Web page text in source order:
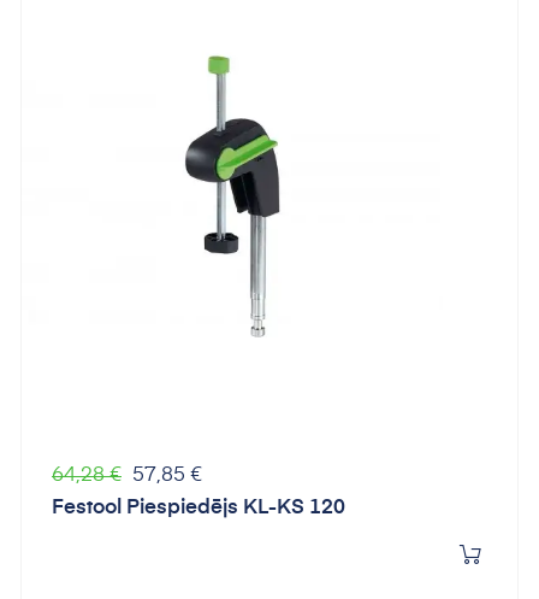
Parastā
cena
64,28 € Cena
57,85 €
Festool Piespiedējs KL-KS 120